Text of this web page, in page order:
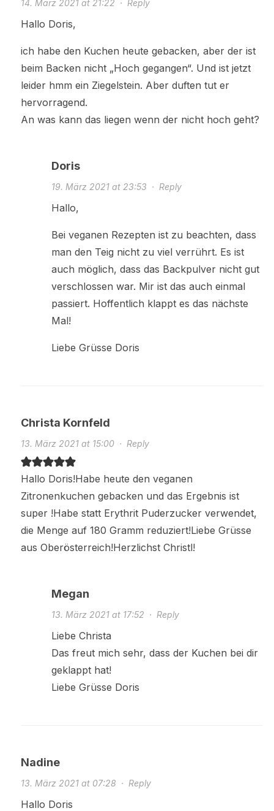
14. März 2021 at 21:22 · Reply
Hallo Doris,
ich habe den Kuchen heute gebacken, aber der ist
beim Backen nicht „Hoch gegangen“. Und ist jetzt
leider hmm ein Ziegelstein. Aber duften tut er
hervorragend.
An was kann das liegen wenn der nicht hoch geht?
Doris
19. März 2021 at 23:53 · Reply
Hallo,
Bei veganen Rezepten ist zu beachten, dass
man den Teig nicht zu viel verrührt. Es ist
auch möglich, dass das Backpulver nicht gut
verschlossen war. Mir ist das auch einmal
passiert. Hoffentlich klappt es das nächste
Mal!
Liebe Grüsse Doris
Christa Kornfeld
13. März 2021 at 15:00· Reply
Hallo Doris!Habe heute den veganen
Zitronenkuchen gebacken und das Ergebnis ist
super !Habe statt Erythrit Puderzucker verwendet,
die Menge auf 180 Gramm reduziert!Liebe Grüsse
aus Oberösterreich!Herzlichst Christl!
Megan
13. März 2021 at 17:52 · Reply
Liebe Christa
Das freut mich sehr, dass der Kuchen bei dir
geklappt hat!
Liebe Grüsse Doris
Nadine
13. März 2021 at 07:28 · Reply
Hallo Doris